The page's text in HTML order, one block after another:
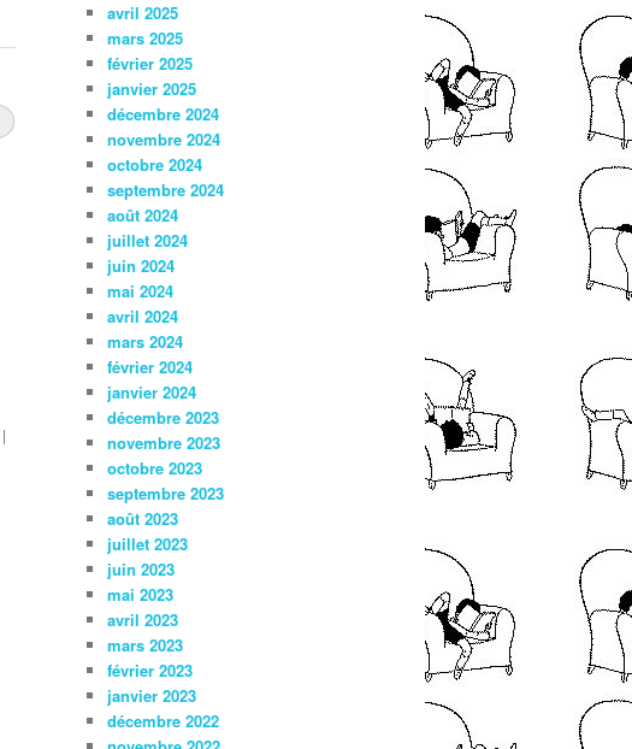
|
avril 2025
mars 2025
février 2025
janvier 2025
décembre 2024
novembre 2024
octobre 2024
septembre 2024
août 2024
juillet 2024
juin 2024
mai 2024
avril 2024
mars 2024
février 2024
janvier 2024
décembre 2023
novembre 2023
octobre 2023
septembre 2023
août 2023
juillet 2023
juin 2023
mai 2023
avril 2023
mars 2023
février 2023
janvier 2023
décembre 2022